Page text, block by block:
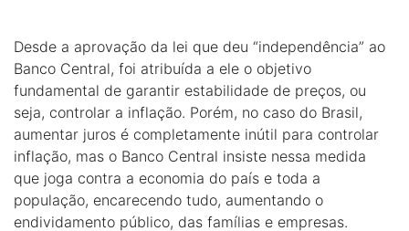
Desde a aprovação da lei que deu “independência” ao
Banco Central, foi atribuída a ele o objetivo
fundamental de garantir estabilidade de preços, ou
seja, controlar a inflação. Porém, no caso do Brasil,
aumentar juros é completamente inútil para controlar
inflação, mas o Banco Central insiste nessa medida
que joga contra a economia do país e toda a
população, encarecendo tudo, aumentando o
endividamento público, das famílias e empresas.